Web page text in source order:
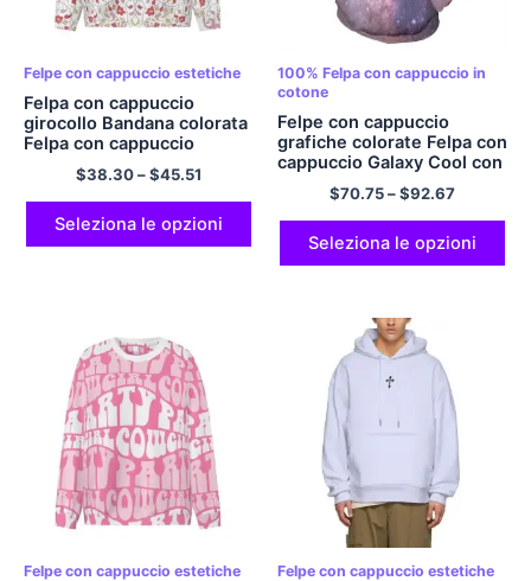
Felpe con cappuccio estetiche
Felpa con cappuccio
girocollo Bandana colorata
Felpa con cappuccio
Bandana Felpa con
cappuccio leggera in
poliestere casual
$38.30–$45.51
Seleziona le opzioni
100% Felpa con cappuccio in
cotone
Felpe con cappuccio
grafiche colorate Felpa con
cappuccio Galaxy Cool con
stampa 3D 100% Felpe con
cappuccio in cotone dal
design accattivante con
tasche, cotone 320GSM
$70.75–$92.67
Seleziona le opzioni
Felpe con cappuccio estetiche Felpe con cappuccio estetiche